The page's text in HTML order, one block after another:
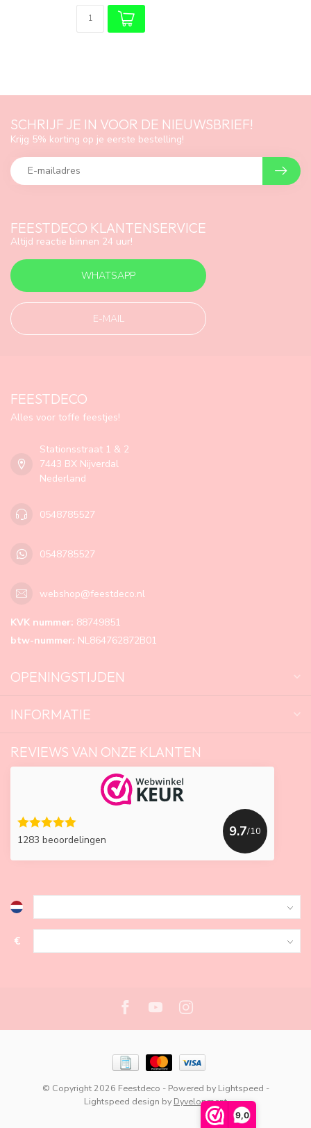
9,0
FEESTDECO KLANTENSERVICE
Altijd reactie binnen 24 uur!
WHATSAPP
E-MAIL
SCHRIJF JE IN VOOR DE NIEUWSBRIEF!
Krijg 5% korting op je eerste bestelling!
FEESTDECO
Alles voor toffe feestjes!
Stationsstraat 1 & 2
7443 BX Nijverdal
Nederland
0548785527
0548785527
webshop@feestdeco.nl
KVK nummer: 88749851
btw-nummer: NL864762872B01
OPENINGSTIJDEN
INFORMATIE
REVIEWS VAN ONZE KLANTEN
1283 beoordelingen
9.7/10
€
© Copyright 2026 Feestdeco - Powered by Lightspeed -
Lightspeed design by Dyvelopment